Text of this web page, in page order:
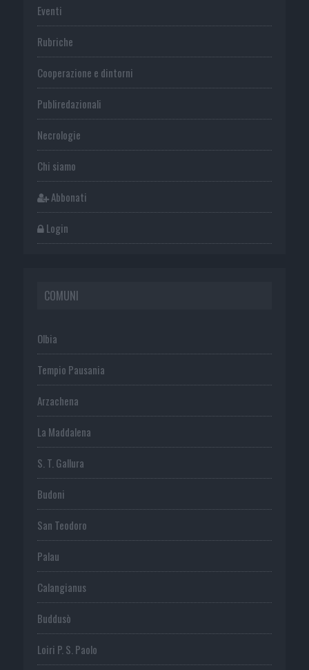
Eventi
Rubriche
Cooperazione e dintorni
Publiredazionali
Necrologie
Chi siamo
Abbonati
Login
COMUNI
Olbia
Tempio Pausania
Arzachena
La Maddalena
S. T. Gallura
Budoni
San Teodoro
Palau
Calangianus
Buddusò
Loiri P. S. Paolo